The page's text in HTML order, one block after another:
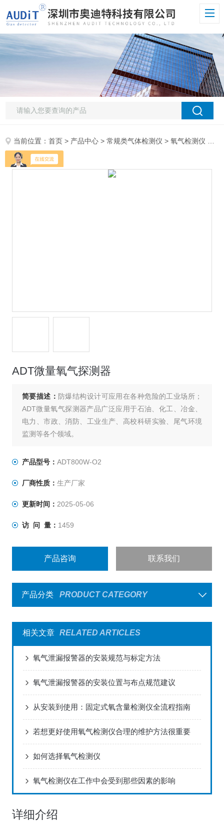
当前位置：首页 > 产品中心 >常规类气体检测仪 >氧气检测仪
ADT微量氧气探测器
简要描述： 防爆结构设计可应用在各种危险的工业场所；
ADT微量氧气探测器产品广泛应用于石油、化工、冶金、
电力、市政、消防、工业生产、高校科研实验、尾气环境
监测等各个领域。
产品型号： ADT800W-O2
厂商性质： 生产厂家
更新时间： 2025-05-06
访 问 量： 1459
产品咨询 联系我们
产品分类 PRODUCT CATEGORY
相关文章 RELATED ARTICLES
氧气泄漏报警器的安装规范与标定方法
氧气泄漏报警器的安装位置与布点规范建议
从安装到使用：固定式氧含量检测仪全流程指南
若想更好使用氧气检测仪合理的维护方法很重要
如何选择氧气检测仪
氧气检测仪在工作中会受到那些因素的影响
详细介绍